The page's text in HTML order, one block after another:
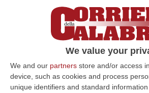
We value your
We and our partners store and/or access
device, such as cookies and process
unique identifiers and standard
dato esecuzione a 10 misure
domiciliari, 5 interdittive e un
presentazione alla pg)
Tribunale di Paola, Rosa
riguardato il sindaco di San
Barbara Meleper cui è stato